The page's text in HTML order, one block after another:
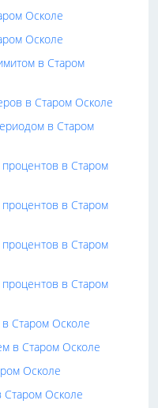
Осколе
Осколе
в Старом
в Старом Осколе
в Старом
в Старом
в Старом
в Старом
в Старом
Старом Осколе
в Старом Осколе
Осколе
Старом Осколе